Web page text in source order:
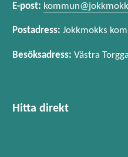
E-post:
Postadress: Jokkmokks
Besöksadress: Västra
Hitta direkt